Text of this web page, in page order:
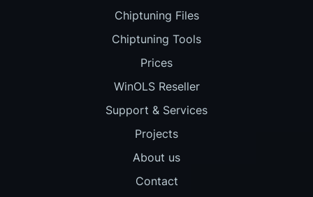
Chiptuning Files
Chiptuning Tools
Prices
WinOLS Reseller
Support & Services
Projects
About us
Contact